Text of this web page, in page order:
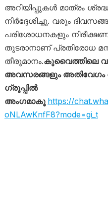
അറിയിപ്പുകൾ മാത്രം
നിർദ്ദേശിച്ചു. വരും
പരിശോധനകളും
തുടരാനാണ് പ്രതിരോധ
തീരുമാനം.കുവൈത്തിലെ
അവസരങ്ങളും അതിവേഗം
ഗ്രൂപ്പിൽ
അംഗമാകൂ https://
oNLAwKnfF8?mode=gi_t